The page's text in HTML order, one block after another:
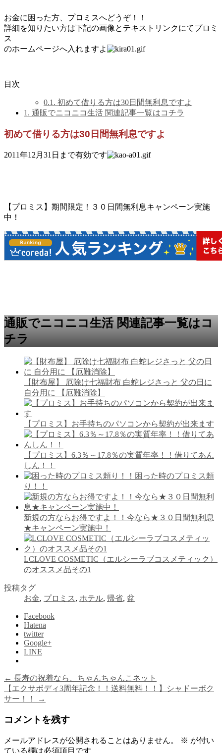
お金に困った方、プロミスへどうぞ！！
詳細を知りたい方は下記の画像とテキストリンクにてプロミ
ス
のホームページへ入れますよ
目次
0.1. 初めて借りる方は30日間無利息ですよ
1. 通販でニコニコ生活 関連記事一覧はコチラ
初めて借りる方は30日間無利息ですよ
2011年12月31日まで有効です
【プロミス】期間限定！３０日間無利息キャンペーン実施
中！
通販でニコニコ生活 関連記事一覧はコ
チラ
【財布屋】 厄除け七福財布 白蛇レジさっと 父の日に
自分用に 【厄難消除】
【プロミス】お手持ちのパソコンから契約が出来ます
【プロミス】6.3％～17.8％の実質年率！！借りてあん
しん！！
困った時のプロミス頼
り！！
新規の方ならお得ですよ！！今なら★３０日間無利息
★キャンペーン実施中！
LCLOVE COSMETIC（エルシーラブコスメティック）
のオススメ品その1
投稿タグ
お金, プロミス , ホテル, 帰省, 盆
Facebook
Hatena
twitter
Google+
LINE
← 長寿の祝着なら、ちゃんちゃんこネット
【エクサボディ3周年記念！！送料無料！！】シャドーボク
サー！！
→
コメントを残す
メールアドレスが公開されることはありません。 ※ が付い
ている欄は必須項目です